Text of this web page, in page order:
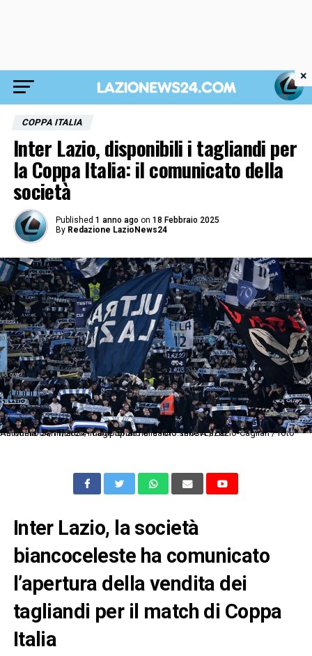
COPPA ITALIA
Inter Lazio, disponibili i tagliandi per
la Coppa Italia: il comunicato della
società
Published 1 anno ago on 18 Febbraio 2025
By Redazione LazioNews24
As Roma 04/11/2024 - campionato di calcio serie A / Lazio-Cagliari / foto Antonello Sammarco/Image Sport nella foto: tifosi Lazio
Inter Lazio, la società
biancoceleste ha comunicato
l’apertura della vendita dei
tagliandi per il match di Coppa
Italia
×